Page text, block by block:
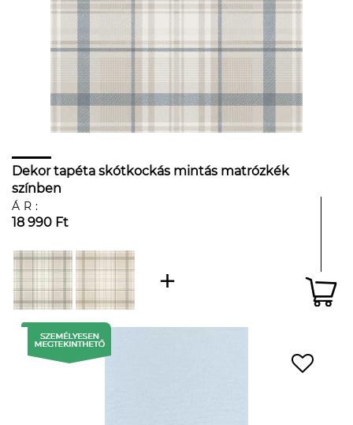
Dekor tapéta skótkockás mintás matrózkék
színben
ÁR:
18 990 Ft